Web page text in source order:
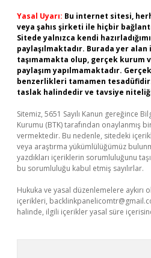
Yasal Uyarı: Bu internet sitesi,
veya şahıs şirketi ile hiçbir
Sitede yalnızca kendi
paylaşılmaktadır. Burada yer
taşımamakta olup, gerçek kurum
paylaşım yapılmamaktadır.
benzerlikleri tamamen
taslak halindedir ve tavsiye
Sitemiz, 5651 Sayılı Kanun gereğince
Kurumu (BTK) tarafından onaylanmış
vermektedir. Bu nedenle, sitedeki
veya araştırma yükümlülüğümüz
yazdıkları içeriklerin sorumluluğunu
bu sorumluluğu kabul etmiş sayılırlar.
Hukuka ve yasal düzenlemelere aykırı
içerikleri,
halinde, ilgili içerikler yasal süre